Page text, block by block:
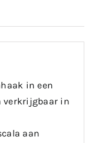
in een
verkrijgbaar in
aan